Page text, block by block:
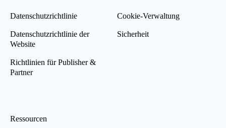
Datenschutzrichtlinie
Datenschutzrichtlinie der
Website
Richtlinien für Publisher &
Partner
Cookie-Verwaltung
Sicherheit
Ressourcen